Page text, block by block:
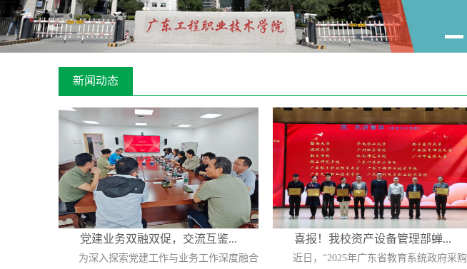
新闻动态
党建业务双融双促，交流互鉴...
为深入探索党建工作与业务工作深度融合
喜报！我校资产设备管理部蝉...
近日，“2025年广东省教育系统政府采购
广东工程职业技术学院2026-2028学年度教材
供货商采购项目中标公告